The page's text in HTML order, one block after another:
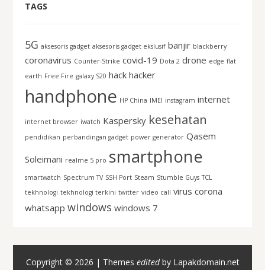
TAGS
5G aksesoris gadget aksesoris gadget ekslusif banjir blackberry
coronavirus Counter-Strike covid-19 Dota 2 drone edge flat
earth Free Fire galaxy S20 hack hacker
handphone HP China IMEI instagram internet
internet browser iwatch Kaspersky kesehatan
pendidikan perbandingan gadget power generator Qasem
Soleimani realme 5 pro smartphone
smartwatch Spectrum TV SSH Port Steam Stumble Guys TCL
tekhnologi tekhnologi terkini twitter video call virus corona
whatsapp windows windows 7
Copyright © 2026 | Themes editedby Lapakdomain.net